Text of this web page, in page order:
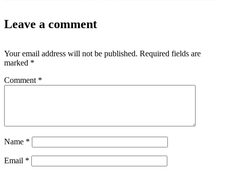
Leave a comment
Your email address will not be published. Required fields are
marked *
Comment *
Name *
Email *